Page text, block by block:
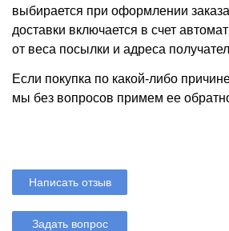
выбирается при оформлении
доставки включается в счет
от веса посылки и адреса
Если покупка по какой-либо
мы без вопросов примем ее
Написать отзыв
Задать вопрос